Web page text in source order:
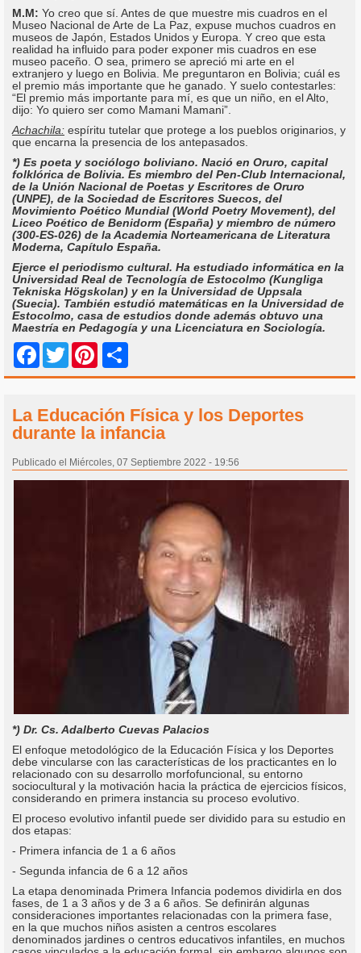
M.M: Yo creo que sí. Antes de que muestre mis cuadros en el
Museo Nacional de Arte de La Paz, expuse muchos cuadros en
museos de Japón, Estados Unidos y Europa. Y creo que esta
realidad ha influido para poder exponer mis cuadros en ese
museo paceño. O sea, primero se apreció mi arte en el
extranjero y luego en Bolivia. Me preguntaron en Bolivia; cuál es
el premio más importante que he ganado. Y suelo contestarles:
“El premio más importante para mí, es que un niño, en el Alto,
dijo: Yo quiero ser como Mamani Mamani”.
Achachila: espíritu tutelar que protege a los pueblos originarios, y
que encarna la presencia de los antepasados.
*) Es poeta y sociólogo boliviano. Nació en Oruro, capital
folklórica de Bolivia. Es miembro del Pen-Club Internacional,
de la Unión Nacional de Poetas y Escritores de Oruro
(UNPE), de la Sociedad de Escritores Suecos, del
Movimiento Poético Mundial (World Poetry Movement), del
Liceo Poético de Benidorm (España) y miembro de número
(300-ES-026) de la Academia Norteamericana de Literatura
Moderna, Capítulo España.
Ejerce el periodismo cultural. Ha estudiado informática en la
Universidad Real de Tecnología de Estocolmo (Kungliga
Tekniska Högskolan) y en la Universidad de Uppsala
(Suecia). También estudió matemáticas en la Universidad de
Estocolmo, casa de estudios donde además obtuvo una
Maestría en Pedagogía y una Licenciatura en Sociología.
Facebook
Twitter Pinterest
La Educación Física y los Deportes
durante la infancia
Publicado el Miércoles, 07 Septiembre 2022 - 19:56
*) Dr. Cs. Adalberto Cuevas Palacios
El enfoque metodológico de la Educación Física y los Deportes
debe vincularse con las características de los practicantes en lo
relacionado con su desarrollo morfofuncional, su entorno
sociocultural y la motivación hacia la práctica de ejercicios físicos,
considerando en primera instancia su proceso evolutivo.
El proceso evolutivo infantil puede ser dividido para su estudio en
dos etapas:
- Primera infancia de 1 a 6 años
- Segunda infancia de 6 a 12 años
La etapa denominada Primera Infancia podemos dividirla en dos
fases, de 1 a 3 años y de 3 a 6 años. Se definirán algunas
consideraciones importantes relacionadas con la primera fase,
en la que muchos niños asisten a centros escolares
denominados jardines o centros educativos infantiles, en muchos